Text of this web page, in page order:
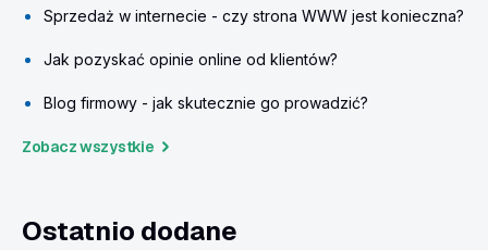
Sprzedaż w internecie - czy strona WWW jest konieczna?
Jak pozyskać opinie online od klientów?
Blog firmowy - jak skutecznie go prowadzić?
Zobacz wszystkie
Ostatnio dodane